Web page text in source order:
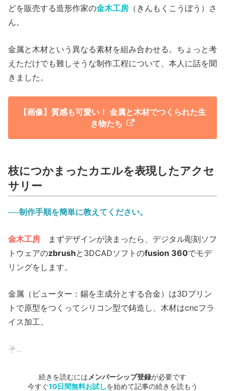
どを販売する造形作家の金木工房 （きんもくこうぼう）さ
ん。
金属と木材という異なる素材を組み合わせる。ちょっと考
えただけでも難しそうな制作工程について、本人に話を聞
きました。
【画像】質感も可愛い！ 金属と木材でつくられた生
き物たち
枝につかまったカエルを表現したアクセ
サリー
──制作手順を簡単に教えてください。
金木工房
まずデザインが決まったら、デジタル彫刻ソフ
トウェアのzbrushと3DCADソフトのfusion 360でモデ
リングをします。
金属（ピューター：錫を主成分とする合金）は3Dプリン
トで原型をつくってシリコン型で鋳造し、木材はcncフラ
イス加工。
そ...
続きを読むには メンバーシップ登録が必要です
今すぐ10日間無料お試しを始めて記事の続きを読もう